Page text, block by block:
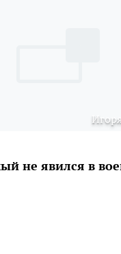
не явился в